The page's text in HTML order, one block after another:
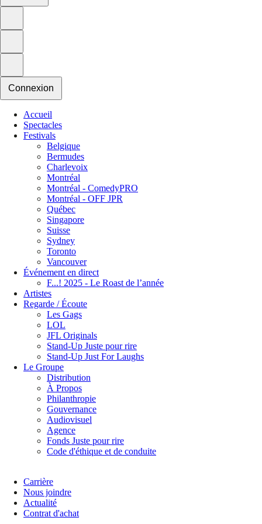
Connexion
Accueil
Spectacles
Festivals
Belgique
Bermudes
Charlevoix
Montréal
Montréal - ComedyPRO
Montréal - OFF JPR
Québec
Singapore
Suisse
Sydney
Toronto
Vancouver
Événement en direct
F...! 2025 - Le Roast de l’année
Artistes
Regarde / Écoute
Les Gags
LOL
JFL Originals
Stand-Up Juste pour rire
Stand-Up Just For Laughs
Le Groupe
Distribution
À Propos
Philanthropie
Gouvernance
Audiovisuel
Agence
Fonds Juste pour rire
Code d'éthique et de conduite
Carrière
Nous joindre
Actualité
Contrat d'achat